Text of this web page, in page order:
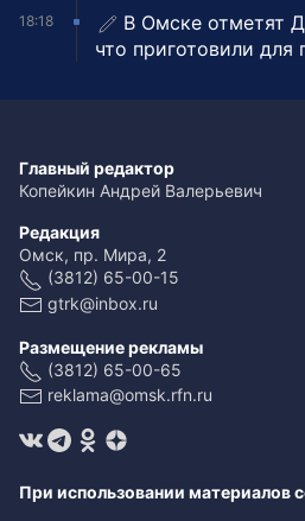
18:18
В Омске отметят
что приготовили для
Главный редактор
Копейкин Андрей Валерьевич
Редакция
Омск, пр. Мира, 2
(3812) 65-00-15
gtrk@inbox.ru
Размещение рекламы
(3812) 65-00-65
reklama@omsk.rfn.ru
При использовании материалов